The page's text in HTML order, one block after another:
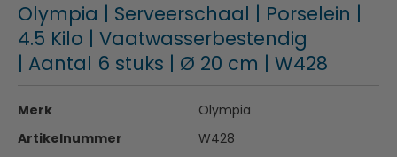
Olympia | Serveerschaal | Porselein |
4.5 Kilo | Vaatwasserbestendig
| Aantal 6 stuks | Ø 20 cm | W428
Merk
Olympia
Artikelnummer
W428